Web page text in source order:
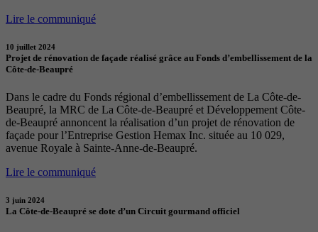
Lire le communiqué
10 juillet 2024
Projet de rénovation de façade réalisé grâce au Fonds d’embellissement de la
Côte-de-Beaupré
Dans le cadre du Fonds régional d’embellissement de La Côte-de-
Beaupré, la MRC de La Côte-de-Beaupré et Développement Côte-
de-Beaupré annoncent la réalisation d’un projet de rénovation de
façade pour l’Entreprise Gestion Hemax Inc. située au 10 029,
avenue Royale à Sainte-Anne-de-Beaupré.
Lire le communiqué
3 juin 2024
La Côte-de-Beaupré se dote d’un Circuit gourmand officiel